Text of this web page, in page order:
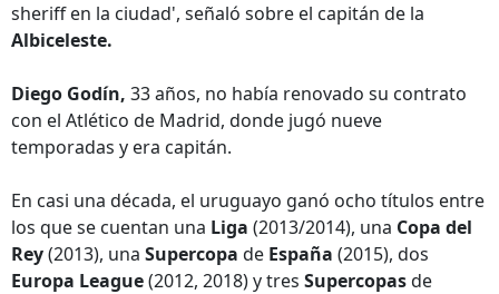
sheriff en la ciudad', señaló sobre el capitán de la
Albiceleste.
Diego Godín, 33 años, no había renovado su contrato
con el Atlético de Madrid, donde jugó nueve
temporadas y era capitán.
En casi una década, el uruguayo ganó ocho títulos entre
los que se cuentan una Liga (2013/2014), una Copa del
Rey(2013), una Supercopa de España (2015), dos
Europa League(2012, 2018) y tres Supercopasde